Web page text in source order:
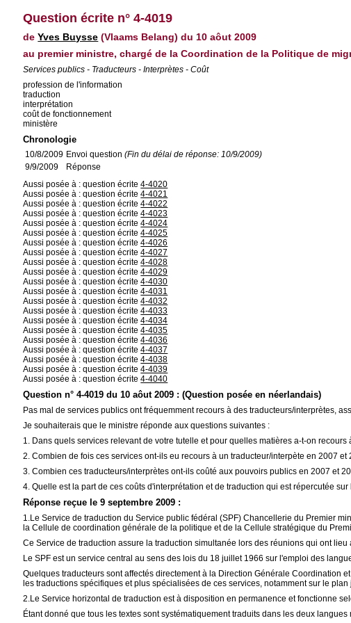
Question écrite n° 4-4019
deYves Buysse (Vlaams Belang) du 10 aôut 2009
au premier ministre, chargé de la Coordination de la Politique de
Services publics - Traducteurs - Interprètes - Coût
profession de l'information
traduction
interprétation
coût de fonctionnement
ministère
Chronologie
10/8/2009 Envoi question(Fin du délai de réponse: 10/9/2009)
9/9/2009
Réponse
Aussi posée à : question écrite4-4020
Aussi posée à : question écrite4-4021
Aussi posée à : question écrite4-4022
Aussi posée à : question écrite4-4023
Aussi posée à : question écrite4-4024
Aussi posée à : question écrite4-4025
Aussi posée à : question écrite4-4026
Aussi posée à : question écrite4-4027
Aussi posée à : question écrite4-4028
Aussi posée à : question écrite4-4029
Aussi posée à : question écrite4-4030
Aussi posée à : question écrite4-4031
Aussi posée à : question écrite4-4032
Aussi posée à : question écrite4-4033
Aussi posée à : question écrite4-4034
Aussi posée à : question écrite4-4035
Aussi posée à : question écrite4-4036
Aussi posée à : question écrite4-4037
Aussi posée à : question écrite4-4038
Aussi posée à : question écrite4-4039
Aussi posée à : question écrite4-4040
Question n° 4-4019 du 10 aôut 2009 : (Question posée en néerlandais)
Pas mal de services publics ont fréquemment recours à des traducteurs/interprètes,
Je souhaiterais que le ministre réponde aux questions suivantes :
1. Dans quels services relevant de votre tutelle et pour quelles matières a-t-on
2. Combien de fois ces services ont-ils eu recours à un traducteur/interpète en 2007 et
3. Combien ces traducteurs/interprètes ont-ils coûté aux pouvoirs publics en 2007 et
4. Quelle est la part de ces coûts d'interprétation et de traduction qui est répercutée
Réponse reçue le 9 septembre 2009 :
1.Le Service de traduction du Service public fédéral (SPF) Chancellerie du Premier
la Cellule de coordination générale de la politique et de la Cellule stratégique du
Ce Service de traduction assure la traduction simultanée lors des réunions qui ont
Le SPF est un service central au sens des lois du 18 juillet 1966 sur l'emploi des
Quelques traducteurs sont affectés directement à la Direction Générale Coordination
les traductions spécifiques et plus spécialisées de ces services, notamment sur le
2.Le Service horizontal de traduction est à disposition en permanence et fonctionne
Étant donné que tous les textes sont systématiquement traduits dans les deux